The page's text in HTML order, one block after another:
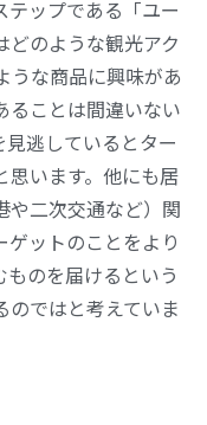
テップである「ユー
のような観光アク
うな商品に興味があ
ることは間違いない
逃しているとター
思います。他にも居
や二次交通など）関
ットのことをより
のを届けるという
ではと考えていま